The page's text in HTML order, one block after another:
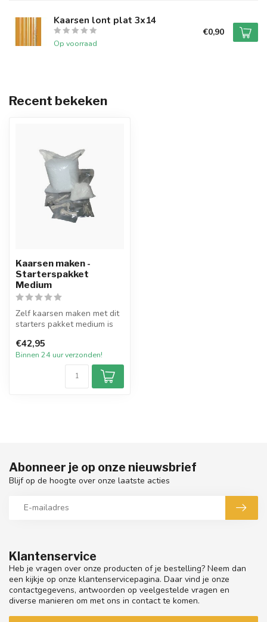
Kaarsen lont plat 3x14
Op voorraad
€0,90
Recent bekeken
Kaarsen maken -
Starterspakket
Medium
Zelf kaarsen maken met dit
starters pakket medium is
ge...
€42,95
Binnen 24 uur verzonden!
Klantenservice
Heb je vragen over onze producten of je bestelling? Neem dan
een kijkje op onze klantenservicepagina. Daar vind je onze
contactgegevens, antwoorden op veelgestelde vragen en
diverse manieren om met ons in contact te komen.
Abonneer je op onze nieuwsbrief
Blijf op de hoogte over onze laatste acties